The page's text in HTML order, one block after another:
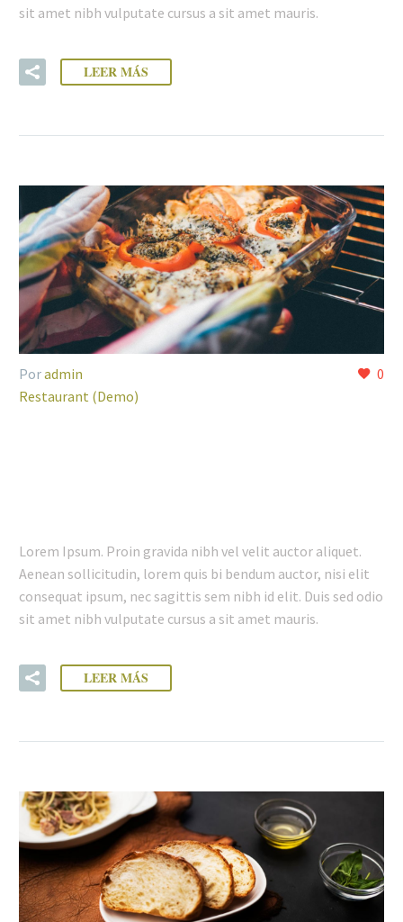
sit amet nibh vulputate cursus a sit amet mauris.
LEER MÁS
0
Poradmin
Restaurant (Demo)
Lorem Ipsum. Proin gravida nibh vel velit auctor aliquet.
Aenean sollicitudin, lorem quis bi bendum auctor, nisi elit
consequat ipsum, nec sagittis sem nibh id elit. Duis sed odio
sit amet nibh vulputate cursus a sit amet mauris.
LEER MÁS